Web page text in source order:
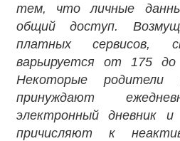
тем, что личные
общий доступ.
платных сервисов,
варьируется от 175
Некоторые
принуждают
электронный дневник
причисляют к